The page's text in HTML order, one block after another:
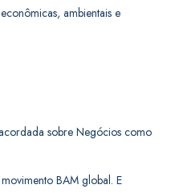
ambientais e
sobre Negócios como
BAM global. E